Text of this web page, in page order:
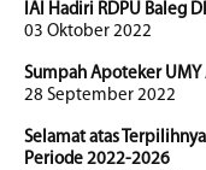
IAI Hadiri RDPU Baleg
03 Oktober 2022
Sumpah Apoteker UMY
28 September 2022
Selamat atas
Periode 2022-2026